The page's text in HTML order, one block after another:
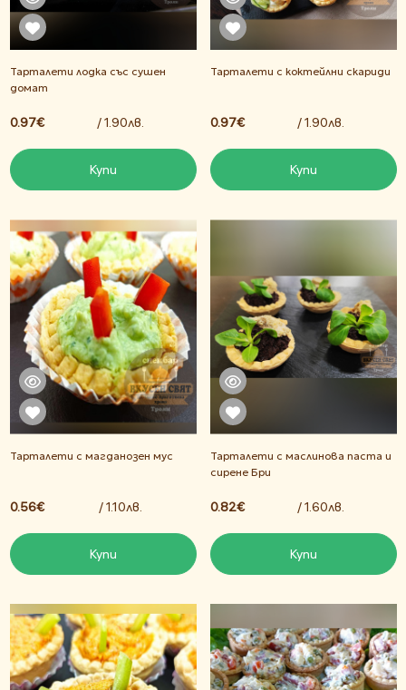
Тарталети лодка със сушен
домат
0.97€ / 1.90лв.
Купи
Тарталети с коктейлни скариди
0.97€ / 1.90лв.
Купи
Тарталети с магданозен мус
0.56€ / 1.10лв.
Купи
Тарталети с маслинова паста и
сирене Бри
0.82€ / 1.60лв.
Купи